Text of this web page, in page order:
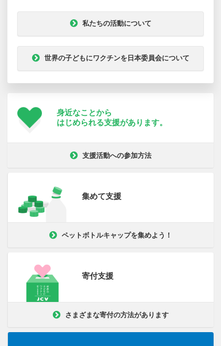
私たちの活動について
世界の子どもにワクチンを日本委員会について
身近なことから
はじめられる支援があります。
支援活動への参加方法
集めて支援
ペットボトルキャップを集めよう！
寄付支援
さまざまな寄付の方法があります